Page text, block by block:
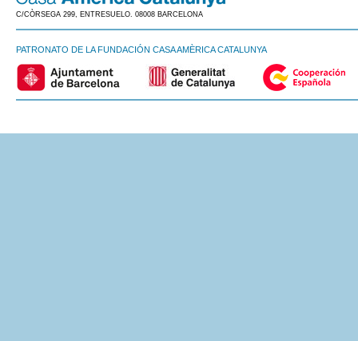
C/CÒRSEGA 299, ENTRESUELO. 08008 BARCELONA
PATRONATO DE LA FUNDACIÓN CASA AMÈRICA CATALUNYA